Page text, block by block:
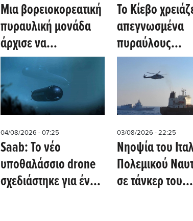
Μια βορειοκορεατική
πυραυλική μονάδα
άρχισε να
αναπτύσσεται στη
δυτική Ρωσία
Το Κίεβο
απεγνωσμένα
πυραύλους
αμερικανικούς
Patriot
04/08/2026 - 07:25
Saab: Το νέο
υποθαλάσσιο drone
σχεδιάστηκε για ένα
03/08/2026 - 22:25
Νηοψία του
Πολεμικού
σε τάνκερ του